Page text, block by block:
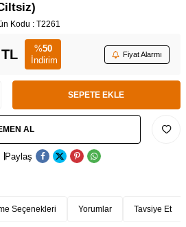
Kodu : T2261
TL %50
İndirim
Fiyat Alarmı
SEPETE EKLE
AL
Paylaş
Seçenekleri Yorumlar Tavsiye Et